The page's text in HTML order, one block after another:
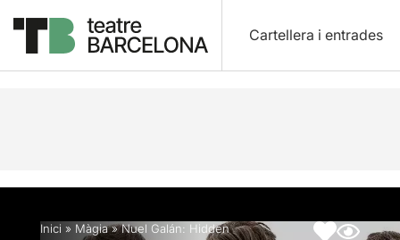
Cartellera i entrades
Descripció Fitxa artística
Inici » Màgia»Nuel Galán: Hidden